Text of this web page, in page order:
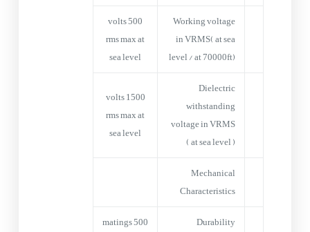
Working voltage
in VRMS( at sea
level / at 70000ft)
500 volts
rms max at
sea level
Dielectric
withstanding
voltage in VRMS
( at sea level )
1500 volts
rms max at
sea level
Mechanical
Characteristics
Durability
500 matings